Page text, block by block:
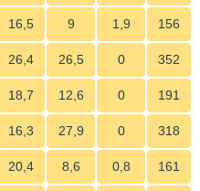
16,5 9 1,9 156
26,4 26,5 0 352
18,7 12,6 0 191
16,3 27,9 0 318
20,4 8,6 0,8 161